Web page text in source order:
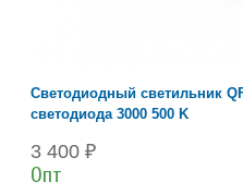
Светодиодный светильник
светодиода 3000 500 K
3 400 ₽
Опт